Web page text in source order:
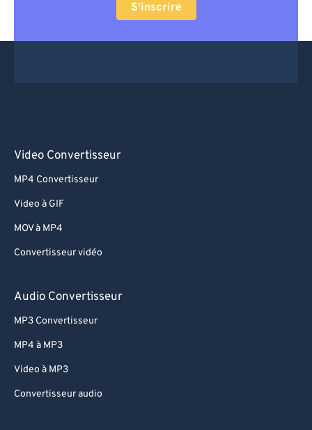
S'inscrire
Video Convertisseur
MP4 Convertisseur
Video à GIF
MOV à MP4
Convertisseur vidéo
Audio Convertisseur
MP3 Convertisseur
MP4 à MP3
Video à MP3
Convertisseur audio